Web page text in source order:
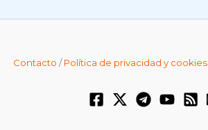
Contacto /Política de privacidad y cookies